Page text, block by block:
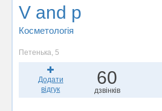
V and p
Косметологія
Петенька, 5
Додати
відгук
60
дзвінків